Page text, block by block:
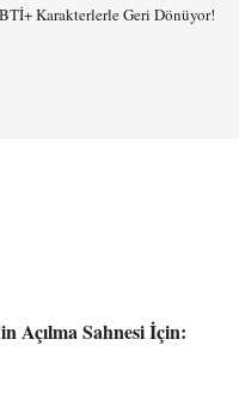
Karakterlerle Geri Dönüyor!
Açılma Sahnesi İçin: